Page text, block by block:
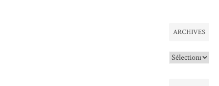
ARCHIVES
Archives